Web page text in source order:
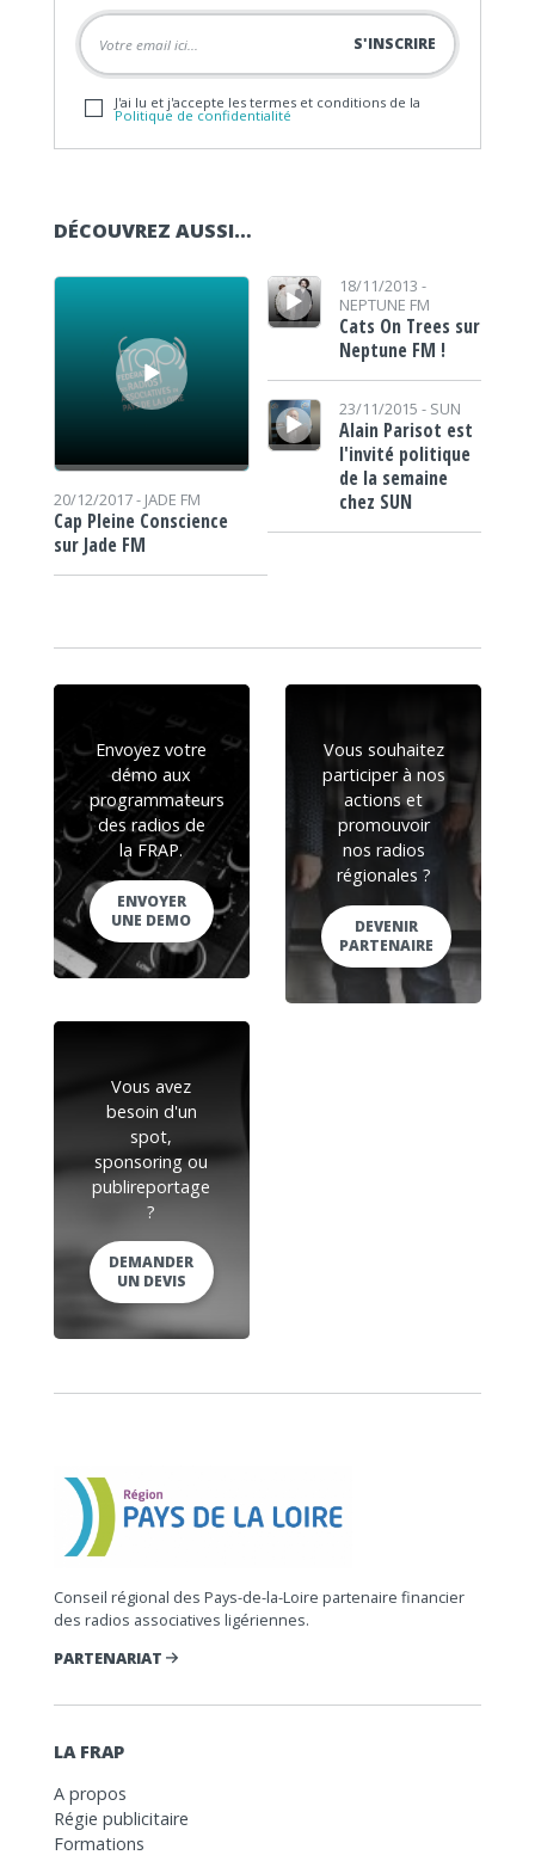
J'ai lu et j'accepte les termes et conditions de la
Politique de confidentialité
DÉCOUVREZ AUSSI…
Lecteur audio
20/12/2017 - JADE FM
Cap Pleine Conscience
sur Jade FM
Lecteur audio18/11/2013 -
NEPTUNE FM
Cats On Trees sur
Neptune FM !
Lecteur audio
23/11/2015 - SUN
Alain Parisot est
l'invité politique
de la semaine
chez SUN
Envoyez votre
démo aux
programmateurs
des radios de
la FRAP.
ENVOYER
UNE DEMO
Vous souhaitez
participer à nos
actions et
promouvoir
nos radios
régionales ?
DEVENIR
PARTENAIRE
Vous avez
besoin d'un
spot,
sponsoring ou
publireportage
?
DEMANDER
UN DEVIS
Conseil régional des Pays-de-la-Loire partenaire financier
des radios associatives ligériennes.
PARTENARIAT
LA FRAP
A propos
Régie publicitaire
Formations